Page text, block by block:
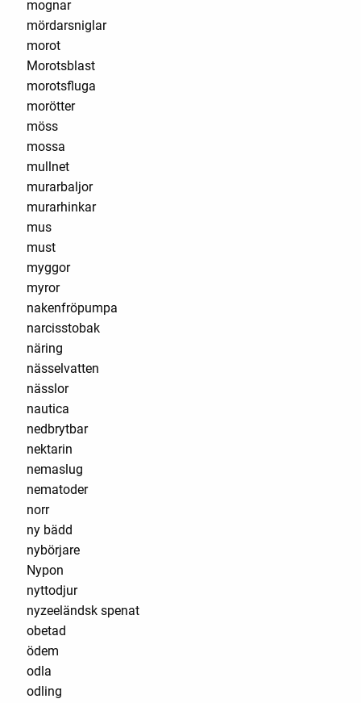
mognar
mördarsniglar
morot
Morotsblast
morotsfluga
morötter
möss
mossa
mullnet
murarbaljor
murarhinkar
mus
must
myggor
myror
nakenfröpumpa
narcisstobak
näring
nässelvatten
nässlor
nautica
nedbrytbar
nektarin
nemaslug
nematoder
norr
ny bädd
nybörjare
Nypon
nyttodjur
nyzeeländsk spenat
obetad
ödem
odla
odling